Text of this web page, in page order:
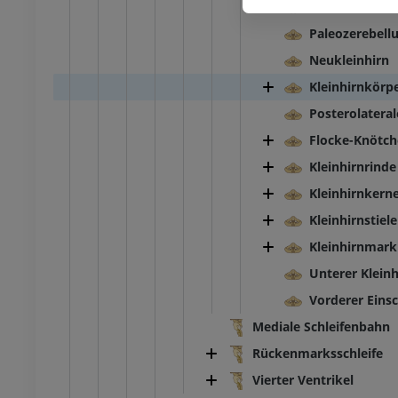
Neukleinhirn
Flocke-
Kleinhirnrinde
Kleinhirnstiele
Kleinhirnmark
Unterer
Vorderer
Mediale Schleifenbahn
Rückenmarksschleife
Vierter Ventrikel